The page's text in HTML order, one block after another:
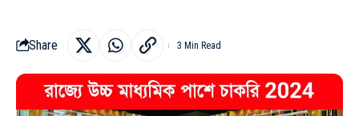
Share 3 Min Read